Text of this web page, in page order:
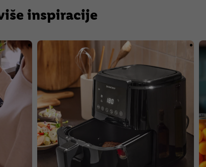
inspiracije